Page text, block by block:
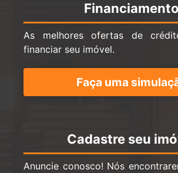
Financiamento
As melhores ofertas de
financiar seu imóvel.
Faça uma
Cadastre seu
Anuncie conosco! Nós